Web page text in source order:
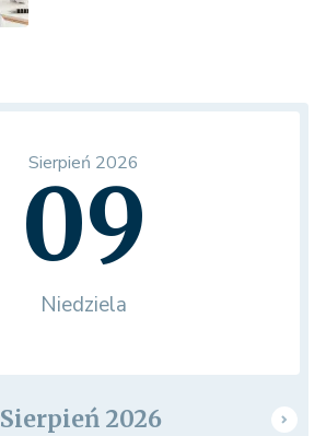
Sierpień 2026
09
Niedziela
Sierpień 2026